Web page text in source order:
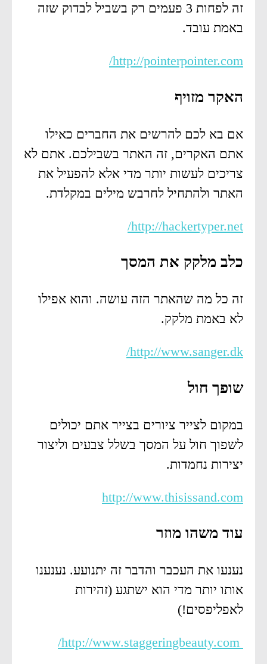
זה לפחות 3 פעמים רק בשביל לבדוק שזה
באמת עובד.
http://pointerpointer.com/
האקר מזויף
אם בא לכם להרשים את החברים כאילו
אתם האקרים, זה האתר בשבילכם. אתם לא
צריכים לעשות יותר מדי אלא להפעיל את
האתר ולהתחיל לחרבש מילים במקלדת.
http://hackertyper.net/
כלב מלקק את המסך
זה כל מה שהאתר הזה עושה. והוא אפילו
לא באמת מלקק.
http://www.sanger.dk/
שופך חול
במקום לצייר ציורים בצייר אתם יכולים
לשפוך חול על המסך בשלל צבעים וליצור
יצירות נחמדות.
http://www.thisissand.com
עוד משהו מוזר
נענעו את העכבר והדבר זה יתנועע. נענענו
אותו יותר מדי הוא ישתגע (זהירות
לאפליפסים!)